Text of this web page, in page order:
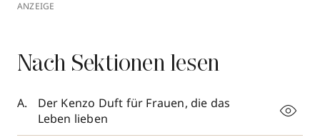
ANZEIGE
Nach Sektionen lesen
Der Kenzo Duft für Frauen, die das
Leben lieben